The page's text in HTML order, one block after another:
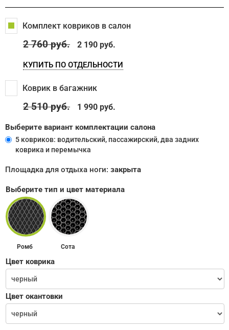
Комплект ковриков в салон
2 760руб. 2 190 руб.
КУПИТЬ ПО ОТДЕЛЬНОСТИ
Коврик в багажник
2 510руб. 1 990 руб.
Выберите вариант комплектации салона
5 ковриков: водительский, пассажирский, два задних
коврика и перемычка
Площадка для отдыха ноги: закрыта
Выберите тип и цвет материала
Ромб Сота
Цвет коврика
Цвет окантовки